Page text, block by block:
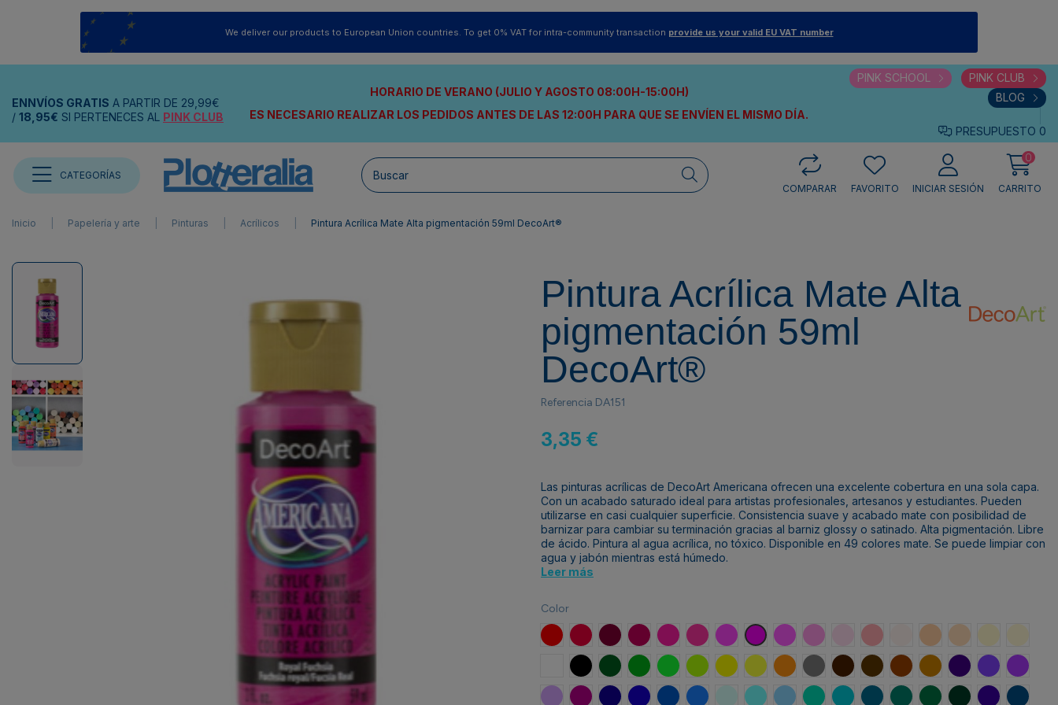
We deliver our products to European Union countries. To get 0% VAT for intra-community transaction provide us your valid EU VAT number
ENNVÍOS GRATIS A PARTIR DE 29,99€
/ 18,95€ SI PERTENECES AL PINK CLUB
HORARIO DE VERANO (JULIO Y AGOSTO 08:00H-15:00H)
ES NECESARIO REALIZAR LOS PEDIDOS ANTES DE LAS 12:00H PARA QUE SE ENVÍEN EL MISMO DÍA.
PINK SCHOOL
PINK CLUB
BLOG
PRESUPUESTO 0
CATEGORÍAS
COMPARAR
FAVORITO INICIAR SESIÓN
0
CARRITO
Inicio Papelería y arte Pinturas Acrílicos Pintura Acrílica Mate Alta pigmentación 59ml DecoArt®
Pintura Acrílica Mate Alta
pigmentación 59ml
DecoArt®
Referencia DA151
3,35 €
Las pinturas acrílicas de DecoArt Americana ofrecen una excelente cobertura en una sola capa.
Con un acabado saturado ideal para artistas profesionales, artesanos y estudiantes. Pueden
utilizarse en casi cualquier superficie. Consistencia suave y acabado mate con posibilidad de
barnizar para cambiar su terminación gracias al barniz glossy o satinado. Alta pigmentación. Libre
de ácido. Pintura al agua acrílica, no tóxico. Disponible en 49 colores mate. Se puede limpiar con
agua y jabón mientras está húmedo.
Leer más
Color
Rojo Verdadero
Rojo Primario
Borgoña Profundo
Mora Silvestre
Fucsia Pop
Fresa Rosa AlegreFucsia realRosa Calesita
Rosa BebéRosadoFlor de cáctus
Blanco cálido
Nube CoralBeis CálidoCrema de
Blanco nieveNegro marfilVerde foresta
Verde Festivo
Manzana Agria
Verde LimónAmarillo de Cadmio
Amarillo Brillante
Naranja Brillante
Gris PiedraSombra Tostada
Chocolate oscuro
Siena Tostada
Marrón MielPúrpura Dioxadina
LavandaPétalo
Peri Perfecto
Violeta vívido
Azul Profundo
Azul RealAzul VívidoFrambuesa azul
Azul Cristal
Orilla Azul BebéBrisa del marTurquesa del desierto
Azul TropicalCola de sirena
Verde JoyaNegro Bosque
Crepúsculo